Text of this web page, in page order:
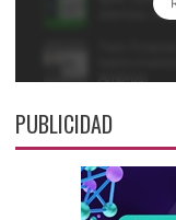
PUBLICIDAD